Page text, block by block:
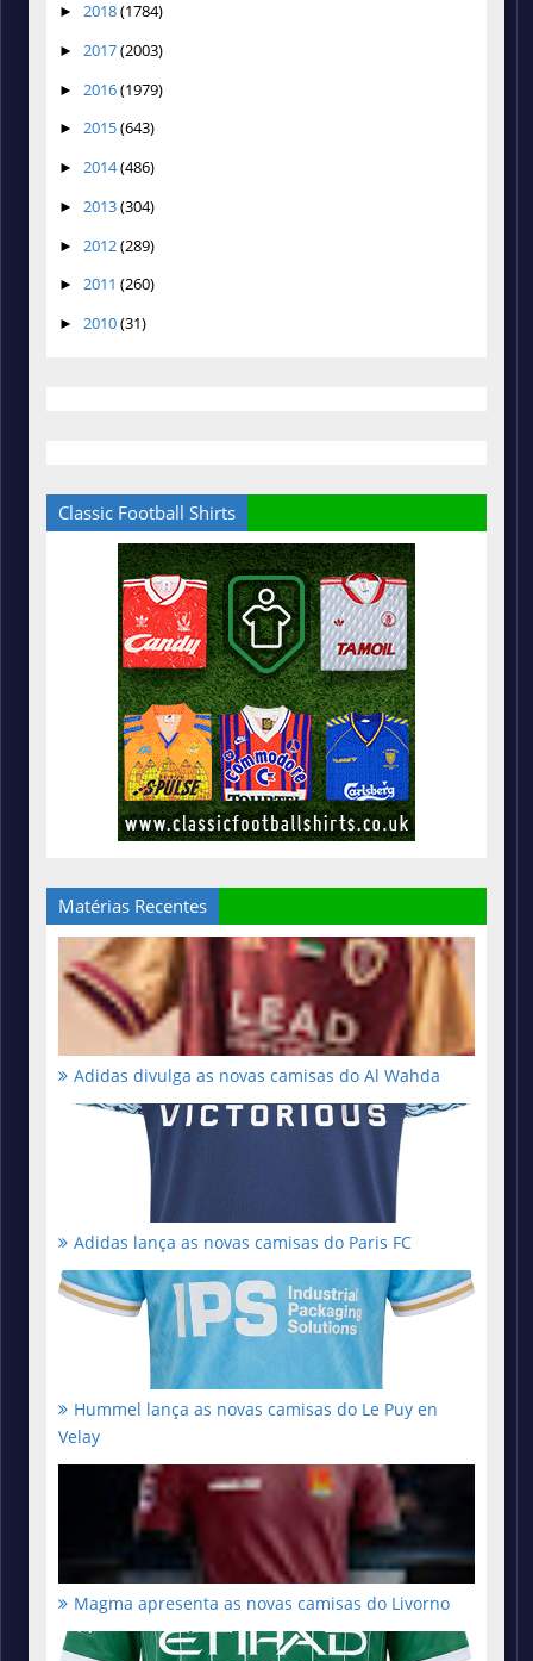
► 2018(1784)
► 2017(2003)
► 2016(1979)
► 2015(643)
► 2014(486)
► 2013(304)
► 2012(289)
► 2011 (260)
► 2010(31)
Classic Football Shirts
Matérias Recentes
Adidas divulga as novas camisas do Al Wahda
Adidas lança as novas camisas do Paris FC
Hummel lança as novas camisas do Le Puy en
Velay
Magma apresenta as novas camisas do Livorno